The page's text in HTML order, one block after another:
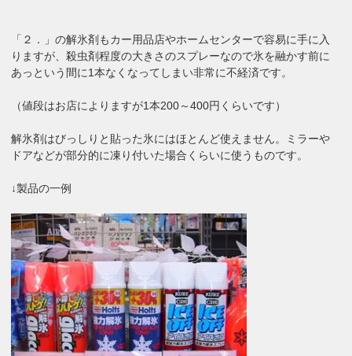
「２．」の解氷剤もカー用品店やホームセンターで容易に手に入
りますが、殺虫剤程度の大きさのスプレーなので氷を融かす前に
あっという間に1本なくなってしまい非常に不経済です。
（値段はお店によりますが1本200～400円くらいです）
解氷剤はびっしりと貼った氷にはほとんど使えません。ミラーや
ドアなどが部分的に凍り付いた場合くらいに使うものです。
↓製品の一例